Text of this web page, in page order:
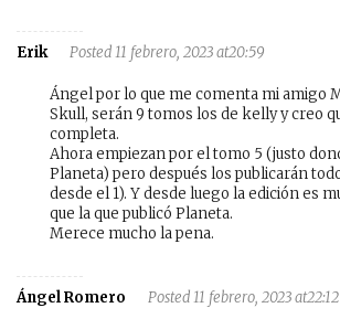
Erik Posted 11 febrero, 2023 at20:59
Ángel por lo que me comenta mi amigo
Skull, serán 9 tomos los de kelly y creo
completa.
Ahora empiezan por el tomo 5 (justo
Planeta) pero después los publicarán
desde el 1). Y desde luego la edición es
que la que publicó Planeta.
Merece mucho la pena.
Ángel Romero Posted 11 febrero, 2023 at22:12